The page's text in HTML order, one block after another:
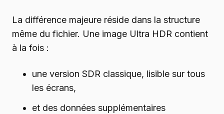
La différence majeure réside dans la structure
même du fichier. Une image Ultra HDR contient
à la fois :
une version SDR classique, lisible sur tous
les écrans,
et des données supplémentaires